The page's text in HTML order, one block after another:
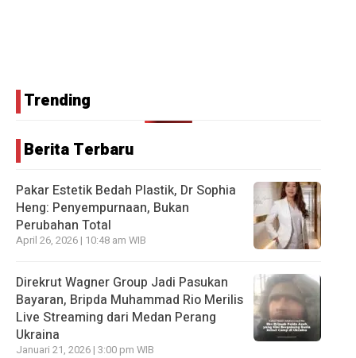
Trending
Berita Terbaru
Pakar Estetik Bedah Plastik, Dr Sophia
Heng: Penyempurnaan, Bukan
Perubahan Total
April 26, 2026 | 10:48 am WIB
Direkrut Wagner Group Jadi Pasukan
Bayaran, Bripda Muhammad Rio Merilis
Live Streaming dari Medan Perang
Ukraina
Januari 21, 2026 | 3:00 pm WIB